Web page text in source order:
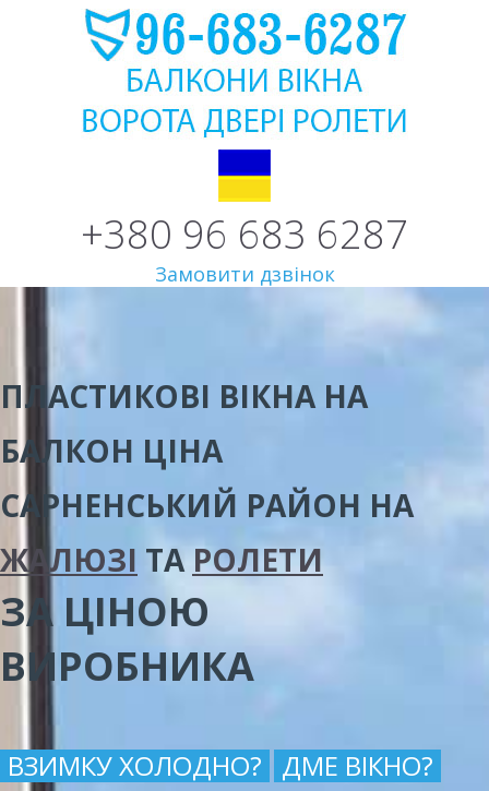
+380 96 683 6287
Замовити дзвінок
ПЛАСТИКОВІ ВІКНА НА
БАЛКОН ЦІНА
САРНЕНСЬКИЙ РАЙОН НА
ЖАЛЮЗІ ТАРОЛЕТИ
ЗА ЦІНОЮ
ВИРОБНИКА
ВЗИМКУ ХОЛОДНО?
ДМЕ ВІКНО?